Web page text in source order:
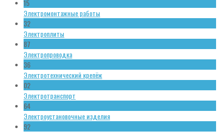
15
Электромонтажные работы
32
Электроплиты
87
Электропроводка
36
Электротехнический крепёж
02
Электротранспорт
64
Электроустановочные изделия
92